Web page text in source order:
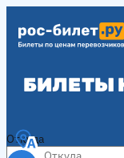
БИЛЕТЫ
Откуда